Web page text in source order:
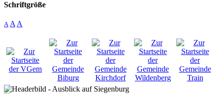
Schriftgröße
A A A